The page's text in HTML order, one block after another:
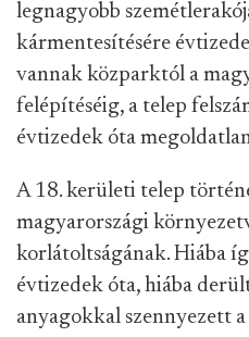
legnagyobb
kármentesítésére
vannak közparktól a
felépítéséig, a telep
évtizedek óta
A 18. kerületi telep
magyarországi
korlátoltságának. Hiába
évtizedek óta, hiába
anyagokkal szennyezett